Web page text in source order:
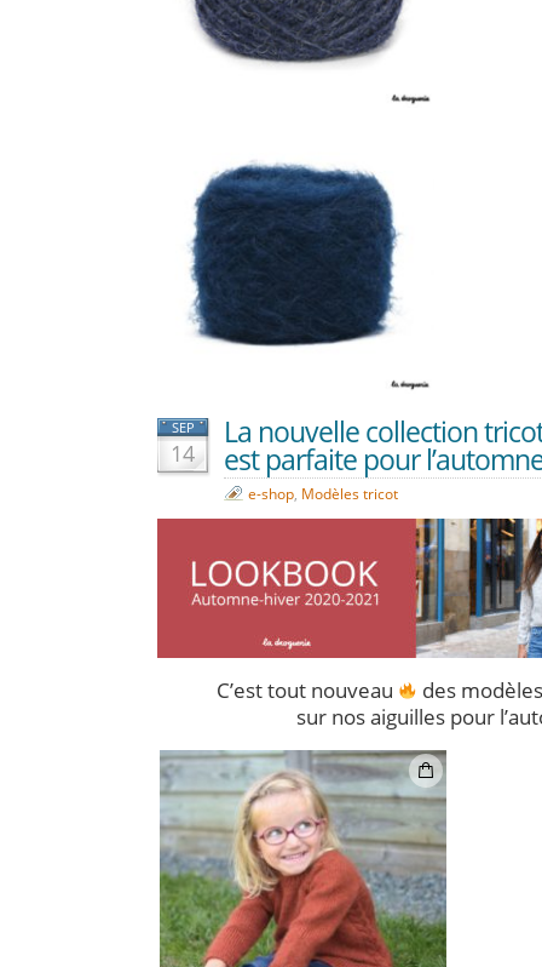
SEP
14
La nouvelle collection
est parfaite pour
e-shop Modèles tricot
C’est tout nouveau
des
sur nos aiguilles pour